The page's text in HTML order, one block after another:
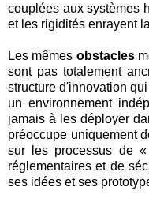
couplées aux systèmes
et les rigidités enrayent
Les mêmes obstacles
sont pas totalement
structure d'innovation
un environnement
jamais à les déployer
préoccupe uniquement
sur les processus de
réglementaires et de
ses idées et ses